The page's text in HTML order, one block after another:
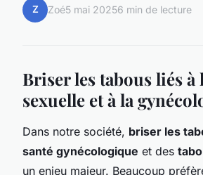
Z Zoé5 mai 20256 min de lecture
Briser les tabous liés à
sexuelle et à la
Dans notre société, briser les
santé gynécologique et des
un enjeu majeur. Beaucoup